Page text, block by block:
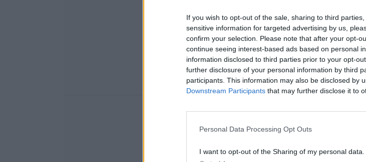
If you wish to opt-out of the sale, sharing to third
sensitive information for targeted advertising by us,
confirm your selection. Please note that after your opt-
continue seeing interest-based ads based on personal
information disclosed to third parties prior to your opt-
further disclosure of your personal information by third
participants. This information may also be disclosed by
Downstream Participants that may further disclose it to
Personal Data Processing Opt Outs
I want to opt-out of the Sharing of my personal data.